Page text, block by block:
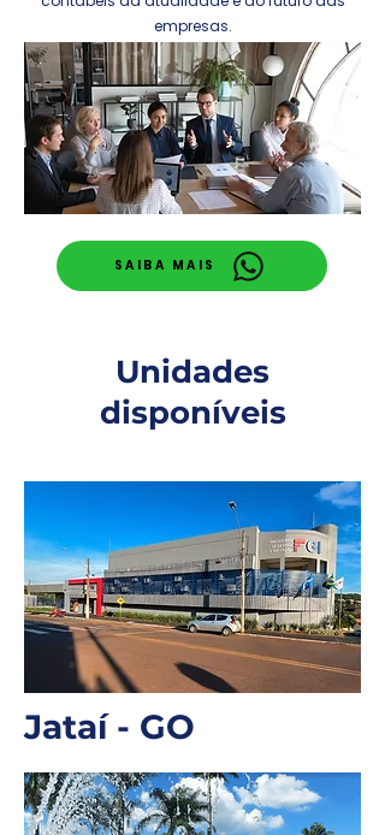
empresas.
SAIBA MAIS
Unidades
disponíveis
Jataí - GO